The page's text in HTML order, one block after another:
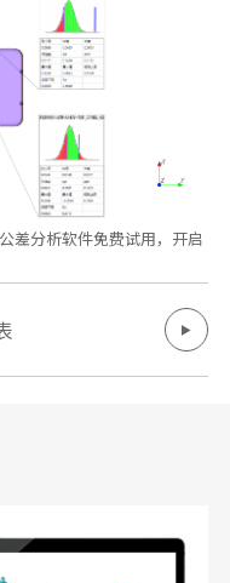
差分析软件免费试用，开启